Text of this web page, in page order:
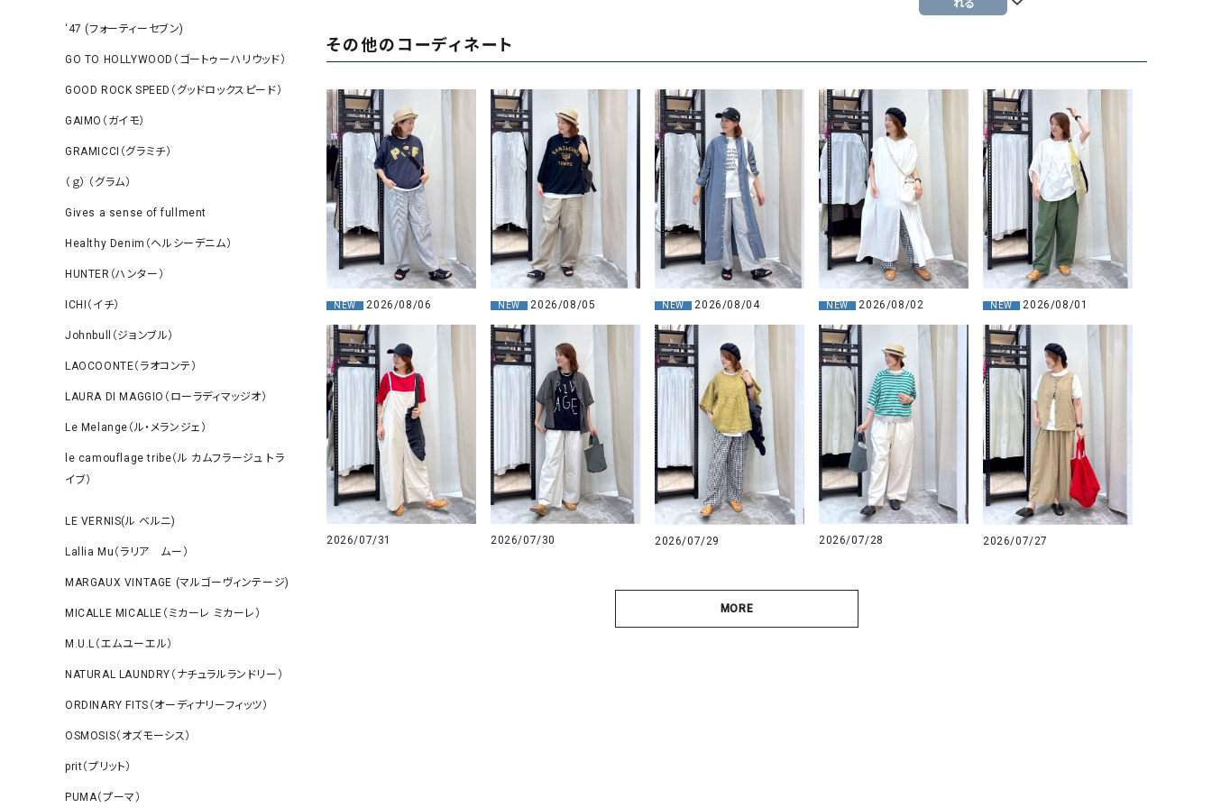
‘47 (フォーティーセブン)
GO TO HOLLYWOOD（ゴートゥーハリウッド）
GOOD ROCK SPEED（グッドロックスピード）
GAIMO（ガイモ）
GRAMICCI（グラミチ）
（ｇ） （グラム）
Gives a sense of fullment
Healthy Denim（ヘルシーデニム）
HUNTER（ハンター）
ICHI（イチ）
Johnbull（ジョンブル）
LAOCOONTE（ラオコンテ）
LAURA DI MAGGIO（ローラディマッジオ）
Le Melange（ル・メランジェ）
le camouflage tribe（ル カムフラージュ トラ
イブ）
LE VERNIS(ル ベルニ)
Lallia Mu（ラリア ムー）
MARGAUX VINTAGE (マルゴーヴィンテージ)
MICALLE MICALLE（ミカーレ ミカーレ）
M.U.L（エムユーエル）
NATURAL LAUNDRY（ナチュラルランドリー）
ORDINARY FITS（オーディナリーフィッツ）
OSMOSIS（オズモーシス）
prit（プリット）
PUMA（プーマ）
れる
その他のコーディネート
NEW 2026/08/06 NEW 2026/08/05 NEW 2026/08/04 NEW 2026/08/02 NEW 2026/08/01
2026/07/31 2026/07/30 2026/07/29 2026/07/28 2026/07/27
MORE